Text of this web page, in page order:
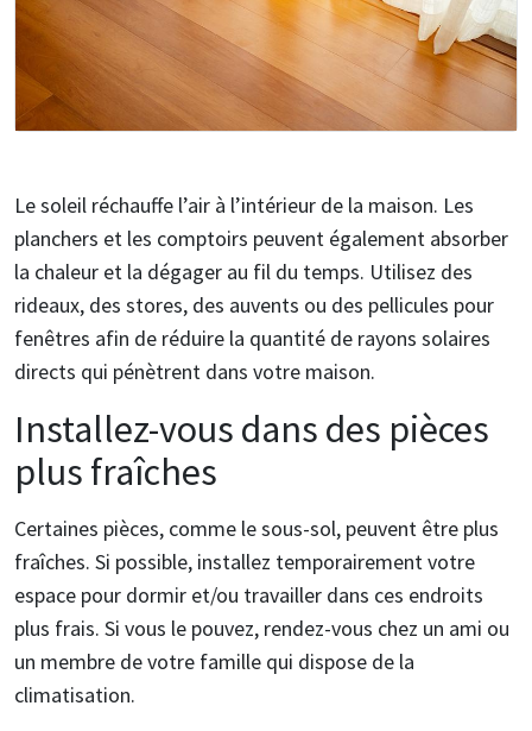
Le soleil réchauffe l’air à l’intérieur de la maison. Les
planchers et les comptoirs peuvent également absorber
la chaleur et la dégager au fil du temps. Utilisez des
rideaux, des stores, des auvents ou des pellicules pour
fenêtres afin de réduire la quantité de rayons solaires
directs qui pénètrent dans votre maison.
Installez-vous dans des pièces
plus fraîches
Certaines pièces, comme le sous-sol, peuvent être plus
fraîches. Si possible, installez temporairement votre
espace pour dormir et/ou travailler dans ces endroits
plus frais. Si vous le pouvez, rendez-vous chez un ami ou
un membre de votre famille qui dispose de la
climatisation.